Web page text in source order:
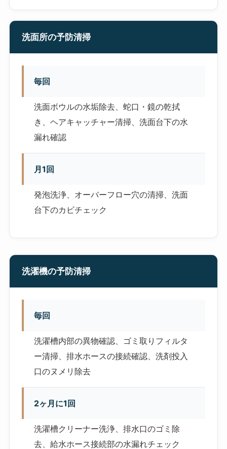
洗面所の予防清掃
毎回
洗面ボウルの水垢除去、蛇口・鏡の乾拭
き、ヘアキャッチャー清掃、洗面台下の水
漏れ確認
月1回
発泡洗浄、オーバーフロー穴の清掃、洗面
台下のカビチェック
洗濯機の予防清掃
毎回
洗濯槽内部の異物確認、ゴミ取りフィルタ
ー清掃、排水ホースの接続確認、洗剤投入
口のヌメリ除去
2ヶ月に1回
洗濯槽クリーナー洗浄、排水口のゴミ除
去、給水ホース接続部の水漏れチェック